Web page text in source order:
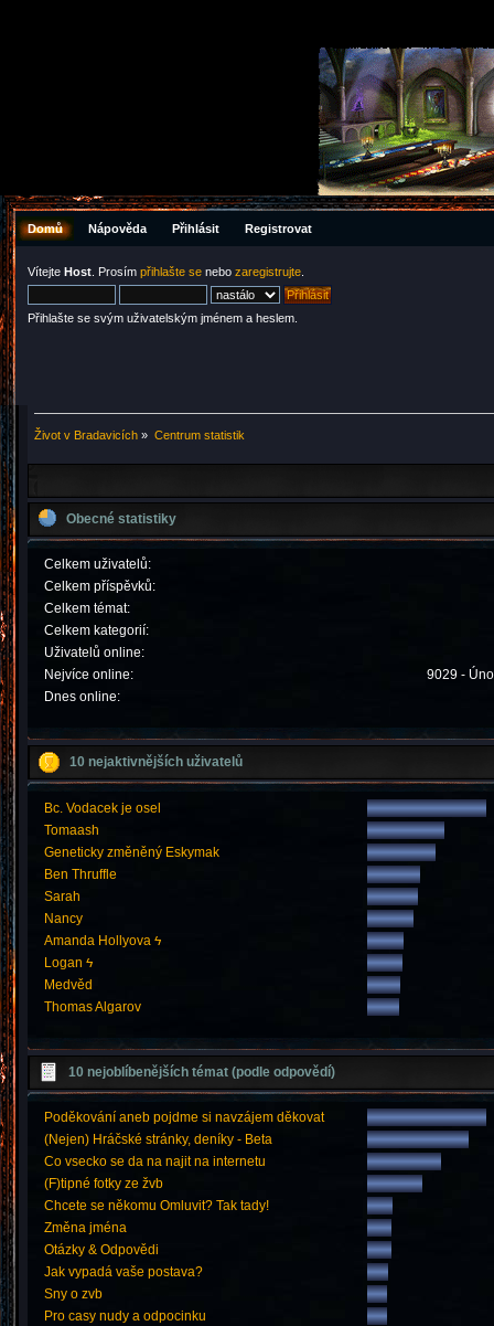
Domů Nápověda Přihlásit Registrovat
Vítejte Host . Prosím přihlašte se nebo zaregistrujte
Přihlašte se svým uživatelským jménem a heslem.
Život v Bradavicích » Centrum statistik
Obecné statistiky
Celkem uživatelů:
Celkem příspěvků:
Celkem témat:
Celkem kategorií:
Uživatelů online:
Nejvíce online:
9029 -
Dnes online:
10 nejaktivnějších uživatelů
Bc. Vodacek je osel
Tomaash
Geneticky změněný Eskymak
Ben Thruffle
Sarah
Nancy
Amanda Hollyova ϟ
Logan ϟ
Medvěd
Thomas Algarov
10 nejoblíbenějších témat (podle odpovědí)
Poděkování aneb pojdme si navzájem děkovat
(Nejen) Hráčské stránky, deníky - Beta
Co vsecko se da na najit na internetu
(F)tipné fotky ze žvb
Chcete se někomu Omluvit? Tak tady!
Změna jména
Otázky & Odpovědi
Jak vypadá vaše postava?
Sny o zvb
Pro casy nudy a odpocinku